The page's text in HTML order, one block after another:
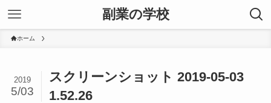
副業の学校
ホーム
スクリーンショット 2019-05-03
1.52.26
2019
5/03